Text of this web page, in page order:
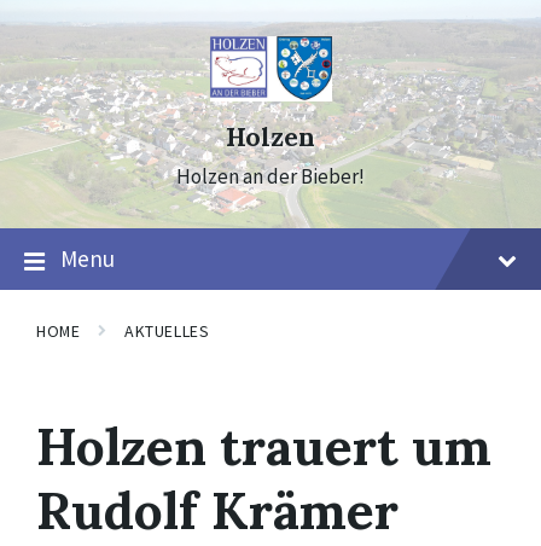
to
content
to
navigation
to
footer
Holzen
Holzen an der Bieber!
Menu
HOME AKTUELLES
Holzen trauert um
Rudolf Krämer